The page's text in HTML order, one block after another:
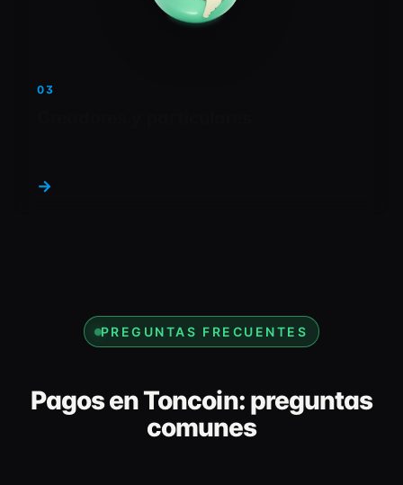
03
→
PREGUNTAS FRECUENTES
Pagos en Toncoin: preguntas
comunes